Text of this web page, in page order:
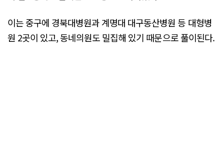
이는 중구에 경북대병원과 계명대 대구동산병원 등 대형병
원 2곳이 있고, 동네의원도 밀집해 있기 때문으로 풀이된다.